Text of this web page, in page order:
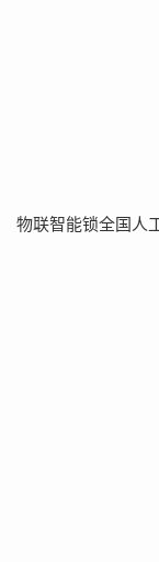
物联智能锁全国人